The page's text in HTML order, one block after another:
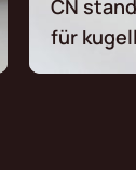
CN
für